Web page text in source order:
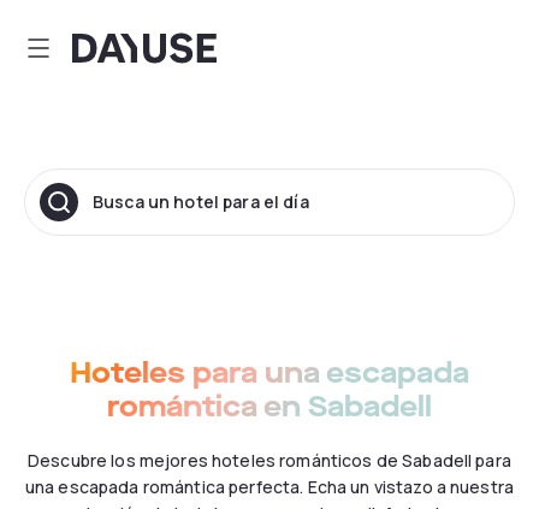
Dayuse
Busca un hotel para el día
Hoteles para una escapada
romántica en Sabadell
Descubre los mejores hoteles románticos de Sabadell para
una escapada romántica perfecta. Echa un vistazo a nuestra